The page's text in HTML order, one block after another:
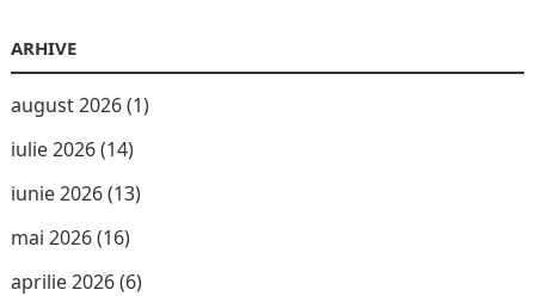
ARHIVE
august 2026(1)
iulie 2026(14)
iunie 2026(13)
mai 2026(16)
aprilie 2026(6)